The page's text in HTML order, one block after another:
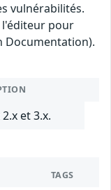
vulnérabilités.
l'éditeur pour
Documentation).
et 3.x.
TAGS